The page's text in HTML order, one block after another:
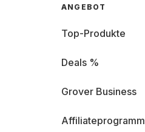
ANGEBOT
Top-Produkte
Deals %
Grover Business
Affiliateprogramm